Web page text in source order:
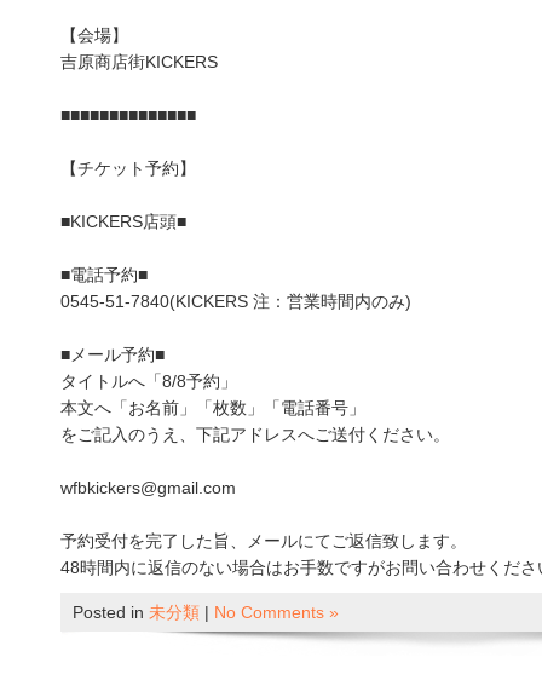
【会場】
吉原商店街KICKERS
■■■■■■■■■■■■■■
【チケット予約】
■KICKERS店頭■
■電話予約■
0545-51-7840(KICKERS 注：営業時間内のみ)
■メール予約■
タイトルへ「8/8予約」
本文へ「お名前」「枚数」「電話番号」
をご記入のうえ、下記アドレスへご送付ください。
wfbkickers@gmail.com
予約受付を完了した旨、メールにてご返信致します。
48時間内に返信のない場合はお手数ですがお問い合わせくださ
Posted in 未分類 | No Comments »